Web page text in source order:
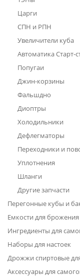
Работать с таким
инструкции вы
контролируя
необходимое для
отвода воды,
измерения крепости.
Завод-
безопасные
нержавеющая
сроком 1 год.
Царги
СПН и РПН
Увеличители куба
Автоматика Старт-
Попугаи
Джин-корзины
Фальшдно
Диоптры
Холодильники
Дефлегматоры
Переходники и
Уплотнения
Шланги
Другие запчасти
Перегонные кубы и
Емкости для брожения
Ингредиенты для
Наборы для настоек
Дрожжи спиртовые
Аксессуары для